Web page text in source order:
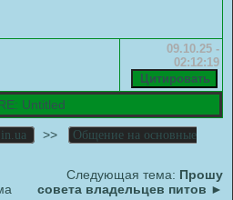
09.10.25 -
02:12:19
Untitled
>>
Общение на основные
Следующая тема: Прошу
совета владельцев питов ►